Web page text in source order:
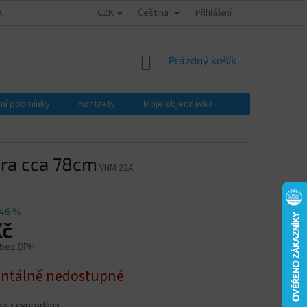
- ZNALECKÉ POSUDKY OBCHODNÍ PODMÍNKY
CZK Čeština Přihlášení
NÁKUPNÍ
Prázdný košík
podmínky Kontakty
Moje objednávka
cca 78cm VNM 22A
%
DPH
nedostupné